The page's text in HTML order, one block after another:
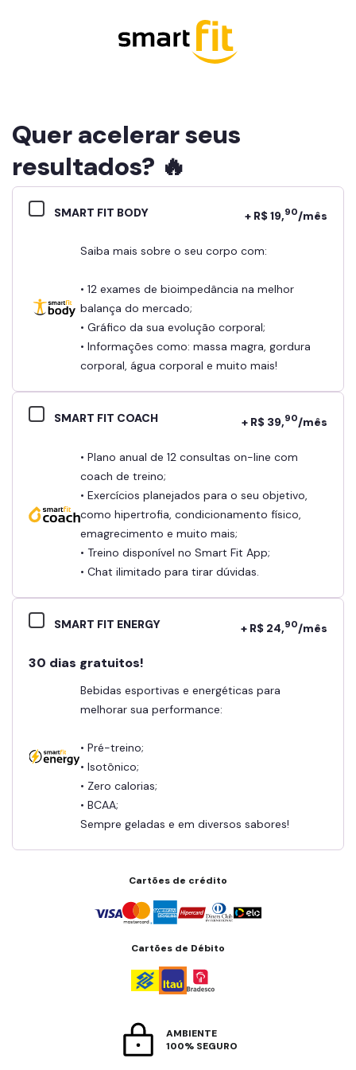
Quer acelerar seus
resultados? 🔥
SMART FIT BODY + R$ 19,90/mês
Saiba mais sobre o seu corpo com:
• 12 exames de bioimpedância na melhor
balança do mercado;
• Gráfico da sua evolução corporal;
• Informações como: massa magra, gordura
corporal, água corporal e muito mais!
SMART FIT COACH + R$ 39,90/mês
• Plano anual de 12 consultas on-line com
coach de treino;
• Exercícios planejados para o seu objetivo,
como hipertrofia, condicionamento físico,
emagrecimento e muito mais;
• Treino disponível no Smart Fit App;
• Chat ilimitado para tirar dúvidas.
SMART FIT ENERGY + R$ 24,90/mês
30 dias gratuitos!
Bebidas esportivas e energéticas para
melhorar sua performance:
• Pré-treino;
• Isotônico;
• Zero calorias;
• BCAA;
Sempre geladas e em diversos sabores!
Cartões de crédito
Cartões de Débito
AMBIENTE
100% SEGURO